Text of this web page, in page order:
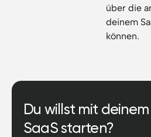
über die
deinem
können.
Du willst mit
SaaS starten?